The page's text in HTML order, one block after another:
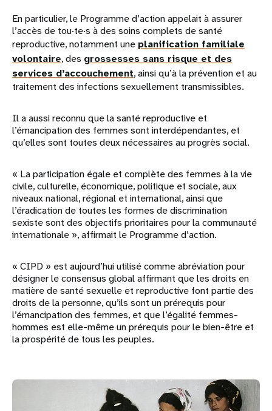
En particulier, le Programme d’action appelait à assurer
l’accès de tou·te·s à des soins complets de santé
reproductive, notamment une planification familiale
volontaire, des grossesses sans risque et des
services d’accouchement, ainsi qu’à la prévention et au
traitement des infections sexuellement transmissibles.
Il a aussi reconnu que la santé reproductive et
l’émancipation des femmes sont interdépendantes, et
qu’elles sont toutes deux nécessaires au progrès social.
« La participation égale et complète des femmes à la vie
civile, culturelle, économique, politique et sociale, aux
niveaux national, régional et international, ainsi que
l’éradication de toutes les formes de discrimination
sexiste sont des objectifs prioritaires pour la communauté
internationale », affirmait le Programme d’action.
« CIPD » est aujourd’hui utilisé comme abréviation pour
désigner le consensus global affirmant que les droits en
matière de santé sexuelle et reproductive font partie des
droits de la personne, qu’ils sont un prérequis pour
l’émancipation des femmes, et que l’égalité femmes-
hommes est elle-même un prérequis pour le bien-être et
la prospérité de tous les peuples.